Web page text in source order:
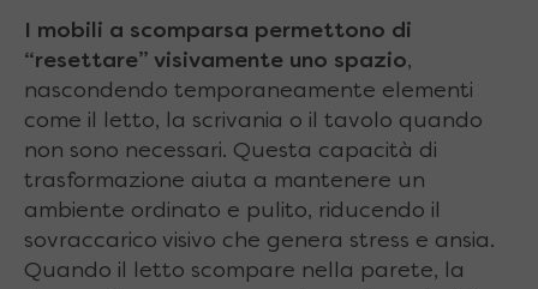
I mobili a scomparsa permettono di
“resettare” visivamente uno spazio,
nascondendo temporaneamente elementi
come il letto, la scrivania o il tavolo quando
non sono necessari. Questa capacità di
trasformazione aiuta a mantenere un
ambiente ordinato e pulito, riducendo il
sovraccarico visivo che genera stress e ansia.
Quando il letto scompare nella parete, la